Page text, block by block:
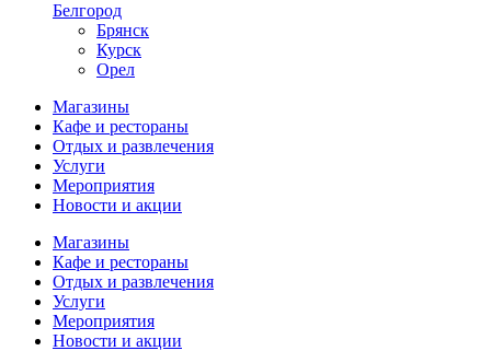
Белгород
Брянск
Курск
Орел
Магазины
Кафе и рестораны
Отдых и развлечения
Услуги
Мероприятия
Новости и акции
Магазины
Кафе и рестораны
Отдых и развлечения
Услуги
Мероприятия
Новости и акции